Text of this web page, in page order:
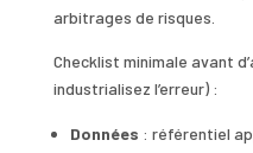
arbitrages de risques.
Checklist minimale avant
industrialisez l’erreur) :
Données : référentiel